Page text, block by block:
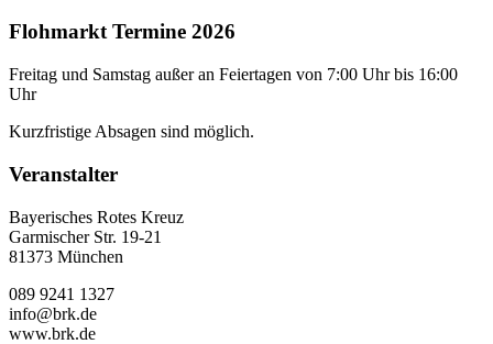
Flohmarkt Termine 2026
Freitag und Samstag außer an Feiertagen von 7:00 Uhr bis 16:00
Uhr
Kurzfristige Absagen sind möglich.
Veranstalter
Bayerisches Rotes Kreuz
Garmischer Str. 19-21
81373 München
089 9241 1327
info@brk.de
www.brk.de